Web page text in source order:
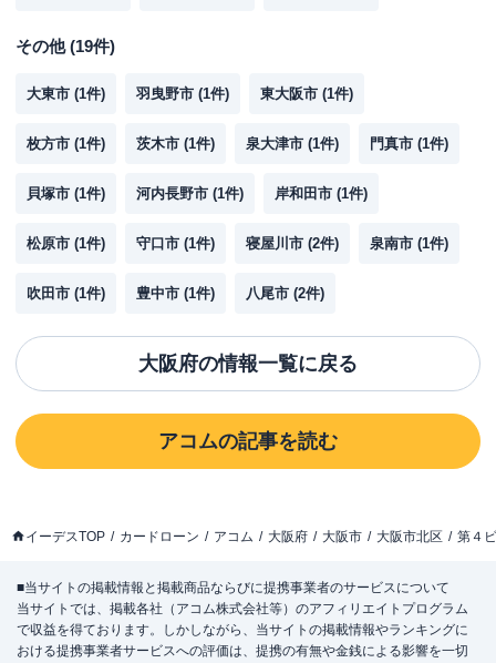
その他(19件)
大東市 (1件) 羽曳野市 (1件) 東大阪市 (1件)
枚方市 (1件) 茨木市 (1件) 泉大津市 (1件) 門真市 (1件)
貝塚市 (1件) 河内長野市 (1件) 岸和田市 (1件)
松原市 (1件) 守口市 (1件) 寝屋川市 (2件) 泉南市 (1件)
吹田市 (1件) 豊中市 (1件) 八尾市 (2件)
大阪府の情報一覧に戻る
アコムの記事を読む
イーデスTOP カードローン アコム 大阪府 大阪市 大阪市北区 第４
■当サイトの掲載情報と掲載商品ならびに提携事業者のサービスについて
当サイトでは、掲載各社（アコム株式会社等）のアフィリエイトプログラム
で収益を得ております。しかしながら、当サイトの掲載情報やランキングに
おける提携事業者サービスへの評価は、提携の有無や金銭による影響を一切